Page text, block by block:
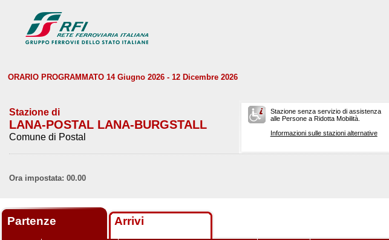
ORARIO PROGRAMMATO 14 Giugno 2026 - 12 Dicembre 2026
Stazione di
LANA-POSTAL LANA-BURGSTALL
Comune di Postal
Stazione senza servizio di assistenza
alle Persone a Ridotta Mobilità.
Informazioni sulle stazioni alternative
Ora impostata: 00.00
Partenze Arrivi